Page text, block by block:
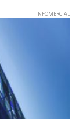
INFOMERCIAL